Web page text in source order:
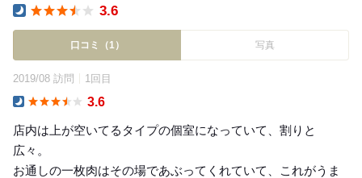
3.6
口コミ（1） 写真
2019/08 訪問 1回目
3.6
店内は上が空いてるタイプの個室になっていて、割りと
広々。
お通しの一枚肉はその場であぶってくれていて、これがうま